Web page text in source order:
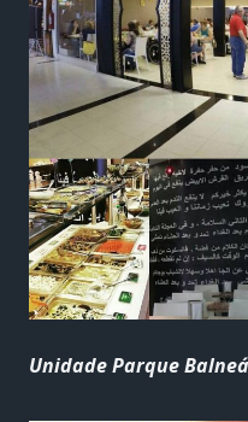
Unidade Parque